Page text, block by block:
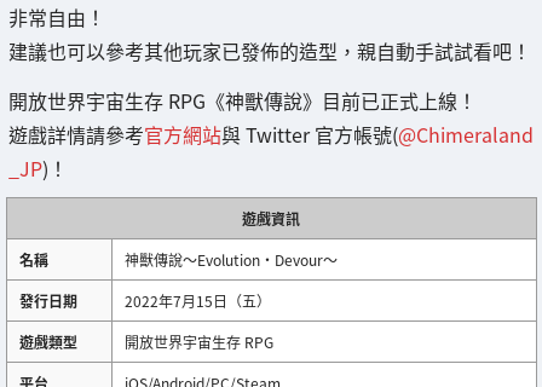
非常自由！
建議也可以參考其他玩家已發佈的造型，親自動手試試看吧！
開放世界宇宙生存 RPG《神獸傳說》目前已正式上線！
遊戲詳情請參考官方網站與 Twitter 官方帳號(@Chimeraland
_JP)！
遊戲資訊
名稱
神獸傳說～Evolution・Devour～
發行日期
2022年7月15日（五）
遊戲類型
開放世界宇宙生存 RPG